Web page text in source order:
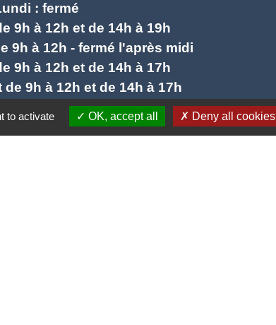
: fermé
9h à 12h et de 14h à 19h
9h à 12h - fermé l'après midi
9h à 12h et de 14h à 17h
9h à 12h et de 14h à 17h
to activate OK, accept all Deny all cookies